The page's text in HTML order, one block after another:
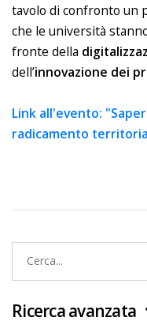
tavolo di confronto un
che le università
fronte della
dell’innovazione dei
Link all'evento:
radicamento
Ricerca avanzata